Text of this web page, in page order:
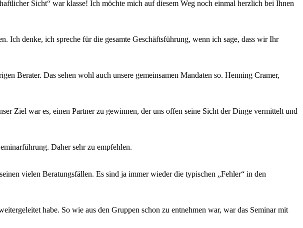
Sicht“ war klasse! Ich möchte mich auf diesem Weg noch einmal herzlich bei Ihnen
denke, ich spreche für die gesamte Geschäftsführung, wenn ich sage, dass wir Ihr
Berater. Das sehen wohl auch unsere gemeinsamen Mandaten so. Henning Cramer,
Ziel war es, einen Partner zu gewinnen, der uns offen seine Sicht der Dinge vermittelt und
Daher sehr zu empfehlen.
vielen Beratungsfällen. Es sind ja immer wieder die typischen „Fehler“ in den
habe. So wie aus den Gruppen schon zu entnehmen war, war das Seminar mit